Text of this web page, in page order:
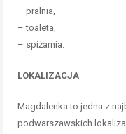
– pralnia,
– toaleta,
– spiżarnia.
LOKALIZACJA
Magdalenka to jedna z
podwarszawskich